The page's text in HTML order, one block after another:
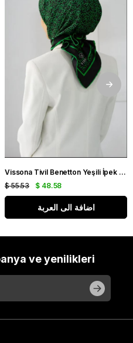
Vissona Tivil Benetton Yeşili İpek Eşarp IST51791-4-0001-0035 Siyah Karışık Desen
$ 48.58
$ 55.53
اضافة الى العربة
ve yenilikleri